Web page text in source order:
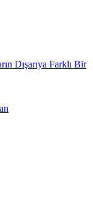
Dışarıya Farklı Bir